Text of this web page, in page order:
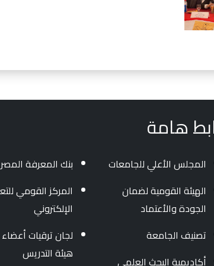
هامة
المجلس الأعلي للجامعات
الهيئة القومية لضمان
الجودة والأعتماد
تصنيف الجامعة
أكاديمية البحث العلمي
بنك المعرفة
المركز القومي
الإلكتروني
لجان ترقيات أعضاء
هيئة التدريس